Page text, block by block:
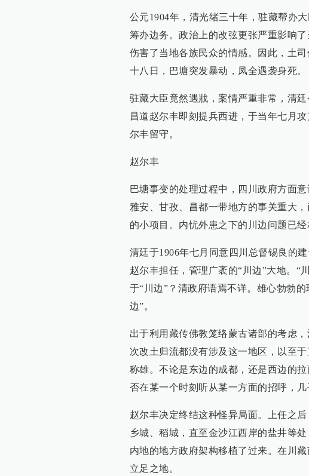
公元1904年，清光绪三十年，驻藏帮办
筹办边务。政治上的改弦更张严重影响
伤害了当地各族民众的情感。因此，土
十八日，巴塘突发暴动，凤全遇袭身死。
驻藏大臣竟然遇戕，案情严重非常，清
昌道赵尔丰即刻提兵西进，于当年七月
尔丰留守。
赵尔丰
巴塘事变的处理过程中，四川政府方面
雅安、甘孜、昌都一带地方的事关重大
的小项目。内忧外患之下的川边问题已经
清廷于1906年七月同意四川总督锡良的
赵尔丰担任，管理广袤的“川边”大地。“
于“川边”？清政府语焉不详。雄心勃勃
边”。
出于利用藏传佛教笼络蒙古诸部的考虑
次改土归流都没有涉及这一地区，以至
称雄。不论是东边的成都，还是西边的
否在某一个时刻听从某一方面的招呼，
赵尔丰决定终结这种怪异局面。上任之
乡城、稻城，直至金沙江西岸的盐井等
内地的地方政府架构移植了过来。在川
立足之地。